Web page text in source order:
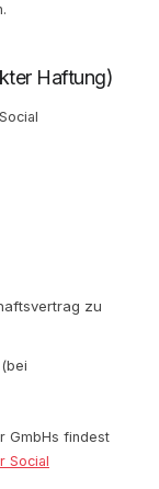
Haftung)
zu
GmbHs findest
Social